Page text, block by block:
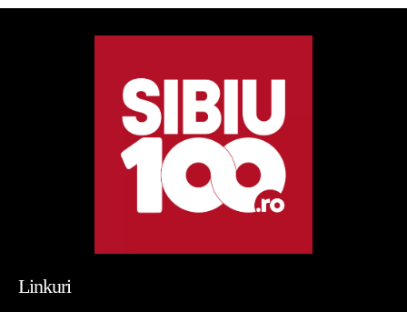
Linkuri